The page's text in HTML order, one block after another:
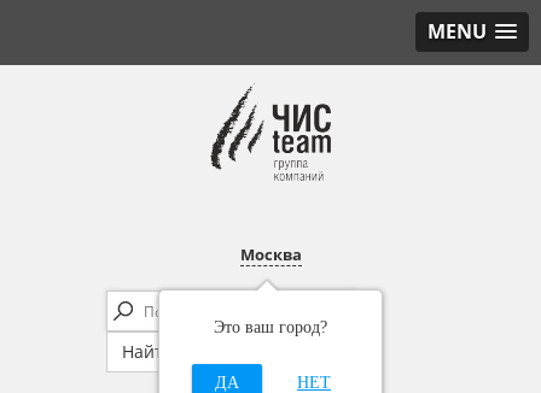
MENU
Москва
Это ваш город?
ДА НЕТ